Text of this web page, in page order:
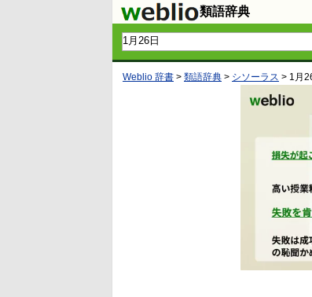
類語辞典
Weblio 辞書 > 類語辞典 > シソーラス > 1月